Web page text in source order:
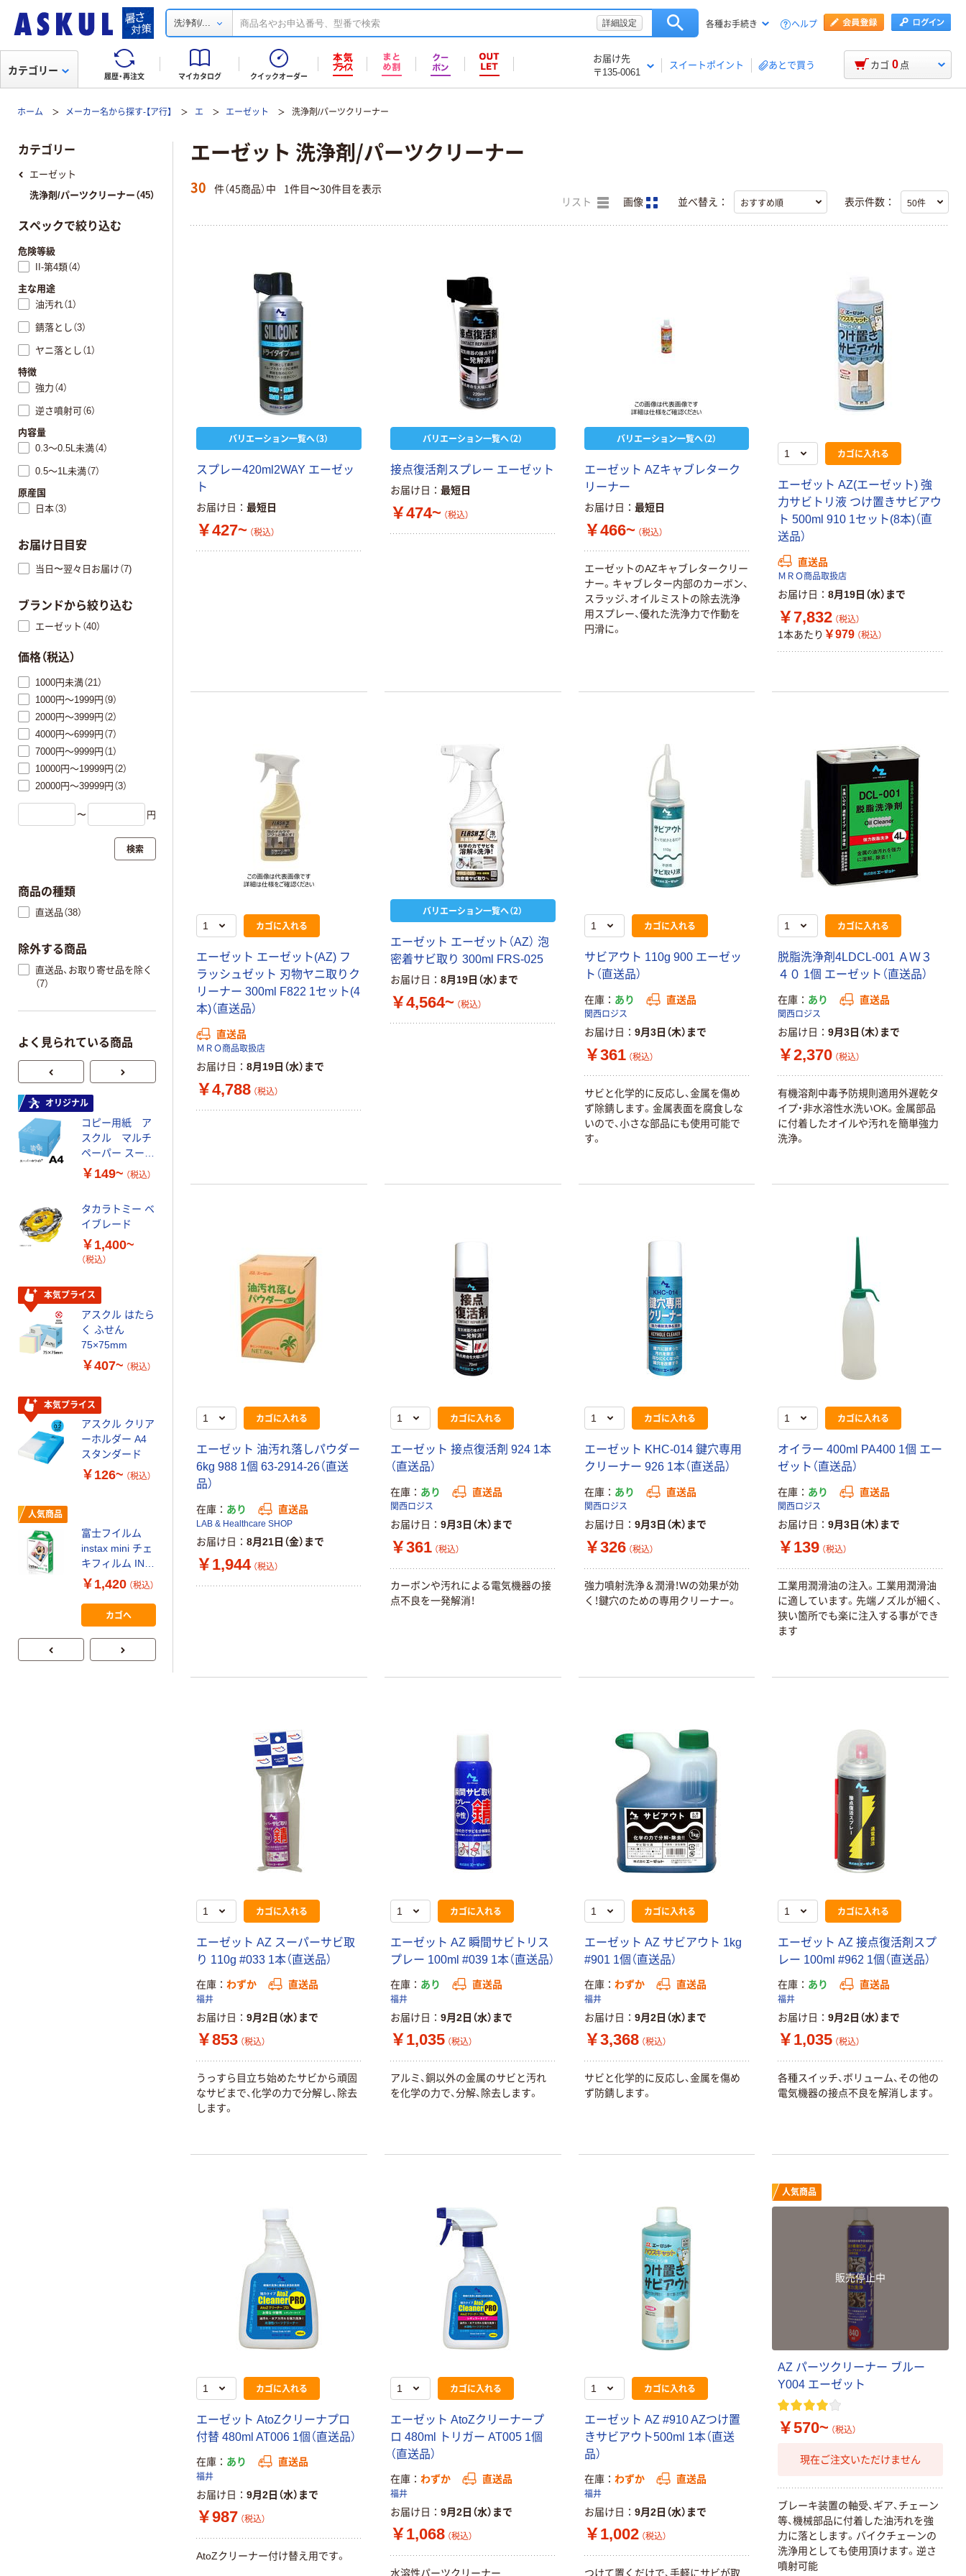
洗浄剤/... 詳細設定 各種お手続き ヘルプ
履歴・再注文 マイカタログ クイックオーダー
お届け先
〒135-0061
スイートポイント あとで買う
カテゴリー カゴ 0 点
ホーム メーカー名から探す-【ア行】 エ エーゼット 洗浄剤/パーツクリーナー
エーゼット 洗浄剤/パーツクリーナー
30 件（45商品）中 1件目〜30件目を表示
リスト 画像 並べ替え： 表示件数：
バリエーション一覧へ（3）
スプレー420ml2WAY エーゼッ
ト
お届け日 最短日
￥427~ （税込）
バリエーション一覧へ（2）
接点復活剤スプレー エーゼット
お届け日 最短日
￥474~ （税込）
バリエーション一覧へ（2）
エーゼット AZキャブレターク
リーナー
お届け日 最短日
￥466~ （税込）
エーゼットのAZキャブレタークリー
ナー。キャブレター内部のカーボン、
スラッジ、オイルミストの除去洗浄
用スプレー、優れた洗浄力で作動を
円滑に。
カゴに入れる
エーゼット AZ(エーゼット) 強
力サビトリ液 つけ置きサビアウ
ト 500ml 910 1セット(8本)（直
送品）
直送品
ＭＲＯ商品取扱店
お届け日 8月19日（水）まで
￥7,832 （税込）
1本あたり ￥979 （税込）
カゴに入れる
エーゼット エーゼット(AZ) フ
ラッシュゼット 刃物ヤニ取りク
リーナー 300ml F822 1セット(4
本)（直送品）
直送品
ＭＲＯ商品取扱店
お届け日 8月19日（水）まで
￥4,788 （税込）
バリエーション一覧へ（2）
エーゼット エーゼット（AZ） 泡
密着サビ取り 300ml FRS-025
お届け日 8月19日（水）まで
￥4,564~ （税込）
カゴに入れる
サビアウト 110g 900 エーゼッ
ト（直送品）
在庫 あり 直送品
関西ロジス
お届け日 9月3日（木）まで
￥361 （税込）
サビと化学的に反応し、金属を傷め
ず除錆します。金属表面を腐食しな
いので、小さな部品にも使用可能で
す。
カゴに入れる
脱脂洗浄剤4LDCL-001 ＡＷ３
４０ 1個 エーゼット（直送品）
在庫 あり 直送品
関西ロジス
お届け日 9月3日（木）まで
￥2,370 （税込）
有機溶剤中毒予防規則適用外遅乾タ
イプ・非水溶性水洗いOK。金属部品
に付着したオイルや汚れを簡単強力
洗浄。
カゴに入れる
エーゼット 油汚れ落しパウダー
6kg 988 1個 63-2914-26（直送
品）
在庫 あり 直送品
LAB & Healthcare SHOP
お届け日 8月21日（金）まで
￥1,944 （税込）
カゴに入れる
エーゼット 接点復活剤 924 1本
（直送品）
在庫 あり 直送品
関西ロジス
お届け日 9月3日（木）まで
￥361 （税込）
カーボンや汚れによる電気機器の接
点不良を一発解消！
カゴに入れる
エーゼット KHC-014 鍵穴専用
クリーナー 926 1本（直送品）
在庫 あり 直送品
関西ロジス
お届け日 9月3日（木）まで
￥326 （税込）
強力噴射洗浄＆潤滑！Wの効果が効
く！鍵穴のための専用クリーナー。
カゴに入れる
オイラー 400ml PA400 1個 エー
ゼット（直送品）
在庫 あり 直送品
関西ロジス
お届け日 9月3日（木）まで
￥139 （税込）
工業用潤滑油の注入。工業用潤滑油
に適しています。先端ノズルが細く、
狭い箇所でも楽に注入する事ができ
ます
カゴに入れる
エーゼット AZ スーパーサビ取
り 110g #033 1本（直送品）
在庫 わずか 直送品
福井
お届け日 9月2日（水）まで
￥853 （税込）
うっすら目立ち始めたサビから頑固
なサビまで、化学の力で分解し、除去
します。
カゴに入れる
エーゼット AZ 瞬間サビトリス
プレー 100ml #039 1本（直送品）
在庫 あり 直送品
福井
お届け日 9月2日（水）まで
￥1,035 （税込）
アルミ、銅以外の金属のサビと汚れ
を化学の力で、分解、除去します。
カゴに入れる
エーゼット AZ サビアウト 1kg
#901 1個（直送品）
在庫 わずか 直送品
福井
お届け日 9月2日（水）まで
￥3,368 （税込）
サビと化学的に反応し、金属を傷め
ず防錆します。
カゴに入れる
エーゼット AZ 接点復活剤スプ
レー 100ml #962 1個（直送品）
在庫 あり 直送品
福井
お届け日 9月2日（水）まで
￥1,035 （税込）
各種スイッチ、ボリューム、その他の
電気機器の接点不良を解消します。
カゴに入れる
エーゼット AtoZクリーナプロ
付替 480ml AT006 1個（直送品）
在庫 あり 直送品
福井
お届け日 9月2日（水）まで
￥987 （税込）
AtoZクリーナー付け替え用です。
カゴに入れる
エーゼット AtoZクリーナープ
ロ 480ml トリガー AT005 1個
（直送品）
在庫 わずか 直送品
福井
お届け日 9月2日（水）まで
￥1,068 （税込）
水溶性パーツクリーナー
カゴに入れる
エーゼット AZ #910 AZつけ置
きサビアウト500ml 1本（直送
品）
在庫 わずか 直送品
福井
お届け日 9月2日（水）まで
￥1,002 （税込）
つけて置くだけで、手軽にサビが取
人気商品
販売停止中
AZ パーツクリーナー ブルー
Y004 エーゼット
￥570~ （税込）
現在ご注文いただけません
ブレーキ装置の軸受、ギア、チェーン
等、機械部品に付着した油汚れを強
力に落とします。バイクチェーンの
洗浄用としても使用頂けます。逆さ
噴射可能
カテゴリー
エーゼット
洗浄剤/パーツクリーナー（45）
スペックで絞り込む
危険等級
II-第4類（4）
主な用途
油汚れ（1）
錆落とし（3）
ヤニ落とし（1）
特徴
強力（4）
逆さ噴射可（6）
内容量
0.3～0.5L未満（4）
0.5～1L未満（7）
原産国
日本（3）
お届け日目安
当日〜翌々日お届け（7)
ブランドから絞り込む
エーゼット（40）
価格（税込）
1000円未満（21）
1000円～1999円（9）
2000円～3999円（2）
4000円～6999円（7）
7000円～9999円（1）
10000円～19999円（2）
20000円～39999円（3）
〜 円
検索
商品の種類
直送品（38）
除外する商品
直送品、お取り寄せ品を除く
（7）
よく見られている商品
オリジナル
コピー用紙 ア
スクル マルチ
ペーパー スーパ
ーホワイト+
￥149~ （税込）
タカラトミー ベ
イブレード
￥1,400~
（税込）
本気プライス
アスクル はたら
く ふせん
75×75mm
￥407~ （税込）
本気プライス
アスクル クリア
ーホルダー A4
スタンダード
￥126~ （税込）
人気商品
富士フイルム
instax mini チェ
キフィルム INS
MINI JP1 1パッ
ク（10枚入り）
￥1,420 （税込）
カゴへ
オマス素材10％
電池 北欧パッ
ケージ アスク
ルオリジナル
￥140~ （税込）
本気プライス
ティッシュペー
パー ボックス
ビッド PEFC認
証
オリジナル
コピー用紙 マ
ルチペーパー
￥149~ （税込）
本気プライス
【ガムテープ】ア
カラ 厚さ
パー ダブル60
100% 6ロール
リサイクル100
芯あり FSC認
形 アルカリ乾
電池 北欧パッ
オリジナル
アスクルオリジ
ナル ラミネー
サイズ
100μ（ミクロン）
￥458~
本気プライス
100％ 200枚
FSC認証 シング
アスクル 「現場
のチカラ」 養生
富士フイルム
本気プライス
大塚製薬工場
エスワン（OS-1）
￥159~ （税込）
本気プライス
アスクル はたら
本気プライス
ート 大王製紙
共同企画 トイ
￥330~
アスクル フラッ
製造）
￥115~
本気プライス
キングジム テプ
12mm幅 （黒文
ム INSTAX MINI
WW2
￥1,580~
（税込）
本気プライス
100% 6ロール
芯あり FSC認
証
￥470~